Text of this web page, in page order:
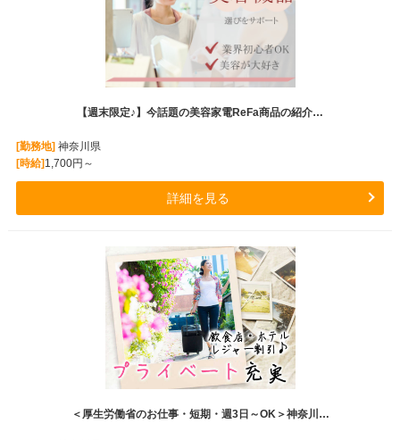
【週末限定♪】今話題の美容家電ReFa商品の紹介…
[勤務地]神奈川県
[時給]1,700円～
詳細を見る
＜厚生労働省のお仕事・短期・週3日～OK＞神奈川…